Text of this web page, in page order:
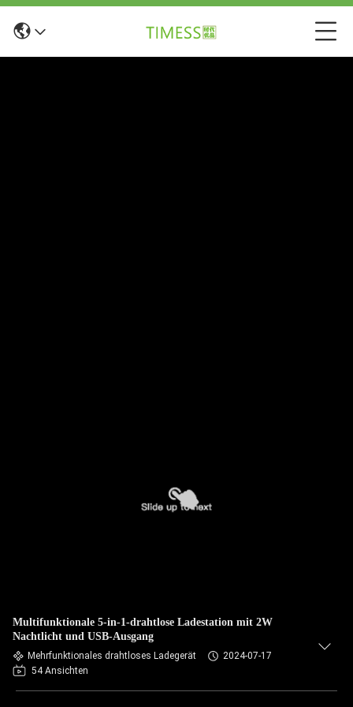
Multifunktionale 5-in-1-drahtlose Ladestation mit 2W
Nachtlicht und USB-Ausgang
Mehrfunktionales drahtloses Ladegerät
2024-07-17
54 Ansichten